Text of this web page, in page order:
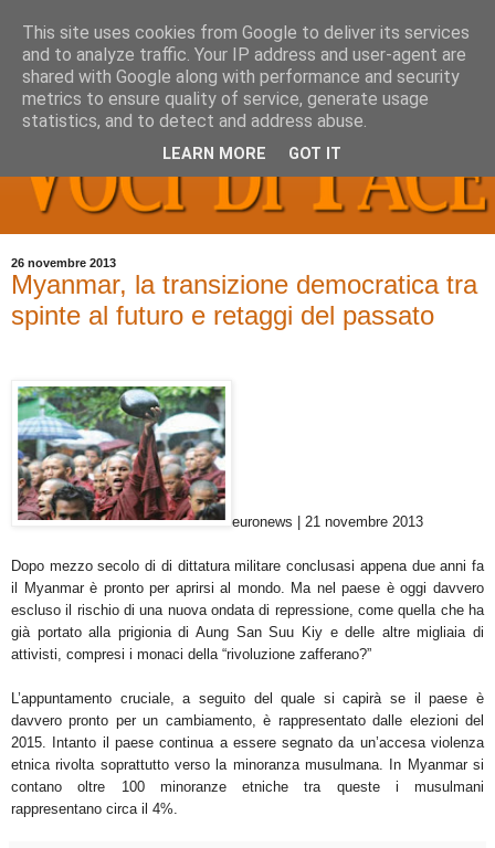
26 novembre 2013
Myanmar, la transizione democratica tra
spinte al futuro e retaggi del passato
euronews | 21 novembre 2013
Dopo mezzo secolo di di dittatura militare conclusasi appena due anni fa
il Myanmar è pronto per aprirsi al mondo. Ma nel paese è oggi davvero
escluso il rischio di una nuova ondata di repressione, come quella che ha
già portato alla prigionia di Aung San Suu Kiy e delle altre migliaia di
attivisti, compresi i monaci della “rivoluzione zafferano?”
L’appuntamento cruciale, a seguito del quale si capirà se il paese è
davvero pronto per un cambiamento, è rappresentato dalle elezioni del
2015. Intanto il paese continua a essere segnato da un’accesa violenza
etnica rivolta soprattutto verso la minoranza musulmana. In Myanmar si
contano oltre 100 minoranze etniche tra queste i musulmani
rappresentano circa il 4%.
This site uses cookies from Google to deliver its services
and to analyze traffic. Your IP address and user-agent are
shared with Google along with performance and security
metrics to ensure quality of service, generate usage
statistics, and to detect and address abuse.
LEARN MORE GOT IT